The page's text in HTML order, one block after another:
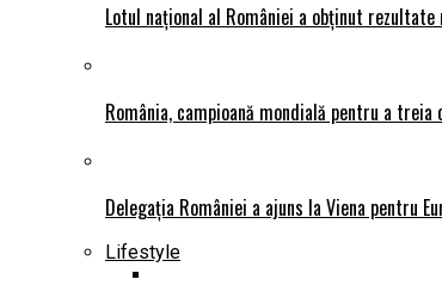
Lotul național al României a obținut
România, campioană mondială pentru a treia
Delegația României a ajuns la Viena pentru
Lifestyle